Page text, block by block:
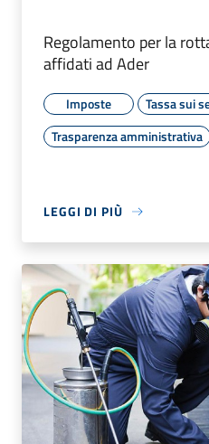
Regolamento per la
affidati ad Ader
Imposte
Tassa sui
Trasparenza amministrativa
LEGGI DI PIÙ